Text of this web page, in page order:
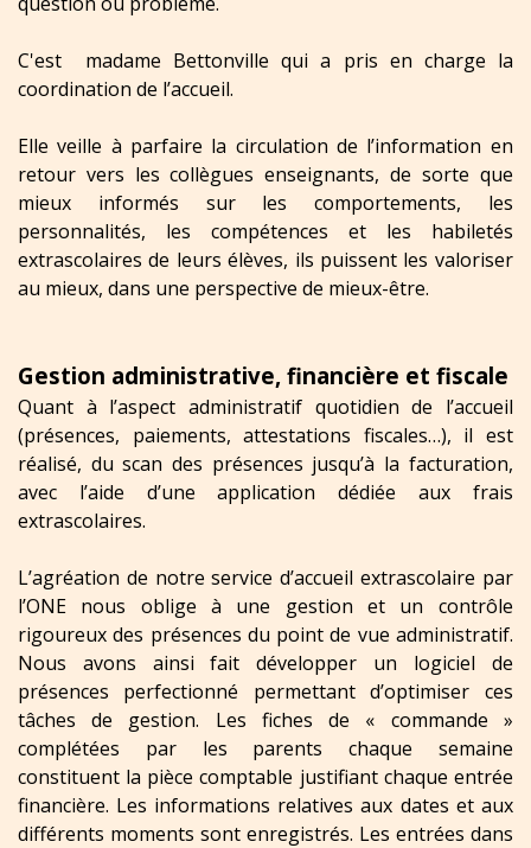
C'est madame Bettonville qui a pris en charge la
coordination de l’accueil.
Elle veille à parfaire la circulation de l’information en
retour vers les collègues enseignants, de sorte que
mieux informés sur les comportements, les
personnalités, les compétences et les habiletés
extrascolaires de leurs élèves, ils puissent les valoriser
au mieux, dans une perspective de mieux-être.
Gestion administrative, financière et fiscale
Quant à l’aspect administratif quotidien de l’accueil
(présences, paiements, attestations fiscales…), il est
réalisé, du scan des présences jusqu’à la facturation,
avec l’aide d’une application dédiée aux frais
extrascolaires.
L’agréation de notre service d’accueil extrascolaire par
l’ONE nous oblige à une gestion et un contrôle
rigoureux des présences du point de vue administratif.
Nous avons ainsi fait développer un logiciel de
présences perfectionné permettant d’optimiser ces
tâches de gestion. Les fiches de « commande »
complétées par les parents chaque semaine
constituent la pièce comptable justifiant chaque entrée
financière. Les informations relatives aux dates et aux
différents moments sont enregistrés. Les entrées dans